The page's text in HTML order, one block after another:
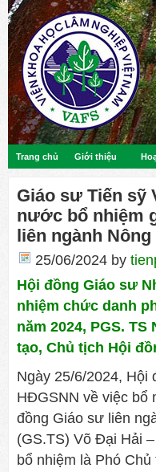
Trang chủ Giới thiệu
Giáo sư Tiến sỹ
nước bổ nhiệm
liên ngành
25/06/2024 by
Hội đồng Giáo sư
nhiệm chức danh
năm 2024, PGS.
tạo, Chủ tịch Hội
Ngày 25/6/2024, Hội
HĐGSNN về việc bổ
đồng Giáo sư liên
(GS.TS) Võ Đại Hải
bổ nhiệm là Phó